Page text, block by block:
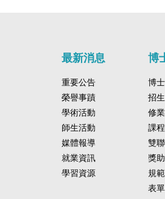
最新消息
重要公告
榮譽事蹟
學術活動
師生活動
媒體報導
就業資訊
學習資源
博
博
招
修
課
雙
獎
規範
表